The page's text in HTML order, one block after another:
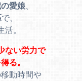
の愛娘、
で、
。
ない労力で
る。
動時間や